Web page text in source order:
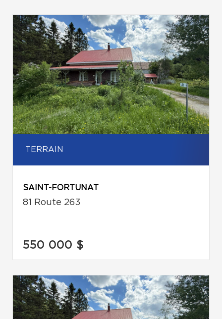
TERRAIN
SAINT-FORTUNAT
81 Route 263
550 000 $